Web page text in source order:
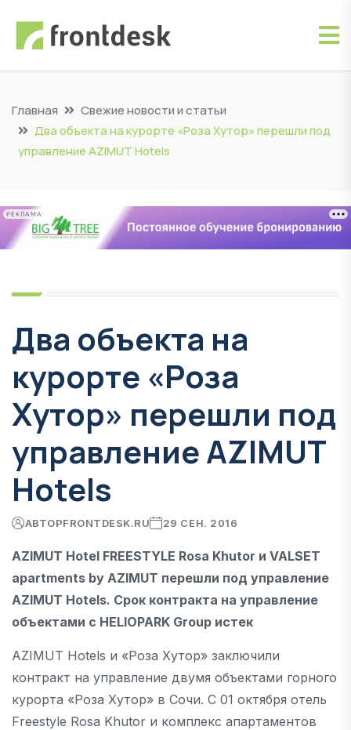
Главная
Свежие новости и статьи
Два объекта на курорте «Роза Хутор» перешли под
управление AZIMUT Hotels
РЕКЛАМА
Два объекта на
курорте «Роза
Хутор» перешли под
управление AZIMUT
Hotels
АВТОРFRONTDESK.RU 29 СЕН. 2016
AZIMUT Hotel FREESTYLE Rosa Khutor и VALSET
apartments by AZIMUT перешли под управление
AZIMUT Hotels. Срок контракта на управление
объектами с HELIOPARK Group истек
AZIMUT Hotels и «Роза Хутор» заключили
контракт на управление двумя объектами горного
курорта «Роза Хутор» в Сочи. С 01 октября отель
Freestyle Rosa Khutor и комплекс апартаментов